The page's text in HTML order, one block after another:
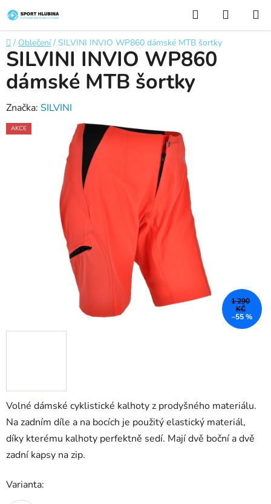
na
obsah
Hledat
KOŠÍK
Domů
/ Oblečení / SILVINI INVIO WP860 dámské MTB šortky
Volné dámské cyklistické kalhoty z prodyšného materiálu.
Na zadním díle a na bocích je použitý elastický materiál,
díky kterému kalhoty perfektně sedí. Mají dvě boční a dvě
zadní kapsy na zip.
Varianta:
SILVINI INVIO WP860
dámské MTB šortky
Značka: SILVINI
AKCE
1 290
KČ
–55 %